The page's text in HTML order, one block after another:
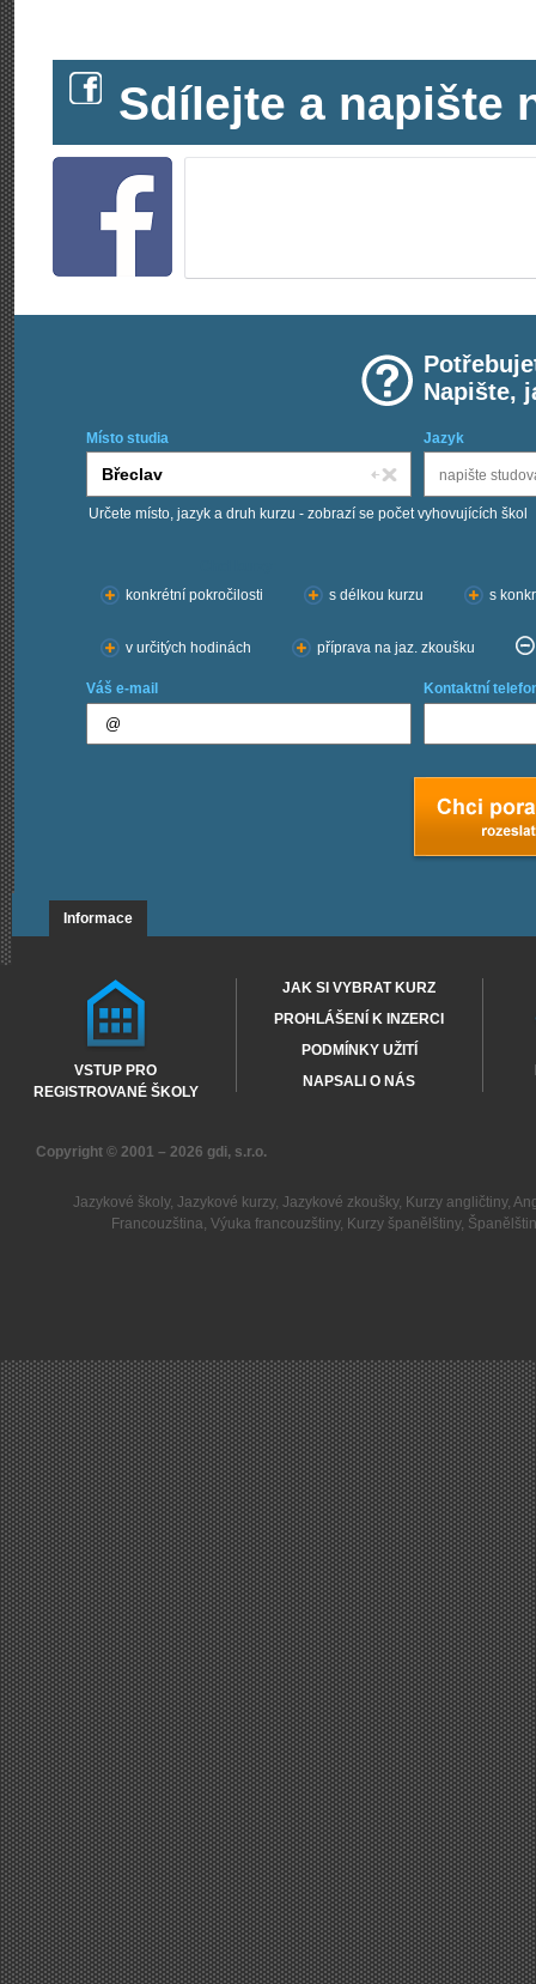
Sdílejte a napište
Napište,
Místo studia Jazyk
Určete místo, jazyk a druh kurzu - zobrazí se počet vyhovujících škol
konkrétní pokročilosti
s délkou kurzu s
v určitých hodinách příprava na jaz. zkoušku
Váš e-mail Kontaktní
Informace
VSTUP PRO
REGISTROVANÉ ŠKOLY
JAK SI VYBRAT KURZ
PROHLÁŠENÍ K INZERCI
PODMÍNKY UŽITÍ
NAPSALI O NÁS
Copyright © 2001 – 2026 gdi, s.r.o.
Jazykové školy, Jazykové kurzy, Jazykové zkoušky, Kurzy angličtiny,
Francouzština,Výuka francouzštiny, Kurzy španělštiny,